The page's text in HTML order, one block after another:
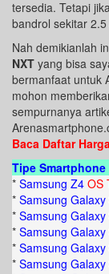
tersedia. Tetapi
bandrol sekitar
Nah demikianlah
NXT yang bisa
bermanfaat untuk
mohon
sempurnanya
Baca Daftar
Tipe Smartphone
* Samsung Z4 OS
* Samsung Galaxy
* Samsung Galaxy
* Samsung Galaxy
* Samsung Galaxy
* Samsung